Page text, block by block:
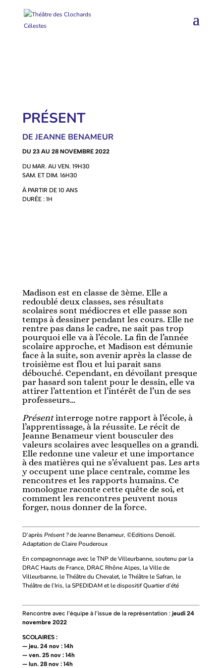
PRÉSENT
DE JEANNE BENAMEUR
DU 23 AU 28 NOVEMBRE 2022
DU MAR. AU VEN. 19H30
SAM. ET DIM. 16H30
À PARTIR DE 10 ANS
DURÉE : 1H
Madison est en classe de 3ème. Elle a
redoublé deux classes, ses résultats
scolaires sont médiocres et elle passe son
temps à dessiner pendant les cours. Elle ne
rentre pas dans le cadre, ne sait pas trop
pourquoi elle va à l’école. La fin de l’année
scolaire approche, et Madison est démunie
face à la suite, son avenir après la classe de
troisième est flou et lui parait sans
débouché. Cependant, en dévoilant presque
par hasard son talent pour le dessin, elle va
attirer l’attention et l’intérêt de l’un de ses
professeurs…
Présentinterroge notre rapport à l’école, à
l’apprentissage, à la réussite. Le récit de
Jeanne Benameur vient bousculer des
valeurs scolaires avec lesquelles on a grandi.
Elle redonne une valeur et une importance
à des matières qui ne s’évaluent pas. Les arts
y occupent une place centrale, comme les
rencontres et les rapports humains. Ce
monologue raconte cette quête de soi, et
comment les rencontres peuvent nous
forger, nous donner de la force.
D’aprèsPrésent ?de Jeanne Benameur, ©Editions Denoël.
Adaptation de Claire Pouderoux
En compagnonnage avec le TNP de Villeurbanne, soutenu par la
DRAC Hauts de France, DRAC Rhône Alpes, la Ville de
Villeurbanne, le Théâtre du Chevalet, le Théâtre le Safran, le
Théâtre de l’Iris, la SPEDIDAM et le dispositif Quartier d’été
Rencontre avec l’équipe à l’issue de la représentation : jeudi 24
novembre 2022
SCOLAIRES :
— jeu. 24 nov : 14h
— ven. 25 nov : 14h
— lun. 28 nov : 14h